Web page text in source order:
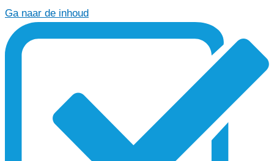
Ga naar de inhoud